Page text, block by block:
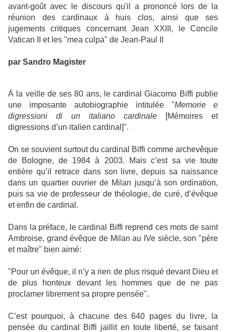
avant-goût avec le discours qu'il a prononcé lors de la
réunion des cardinaux à huis clos, ainsi que ses
jugements critiques concernant Jean XXIII, le Concile
Vatican II et les "mea culpa" de Jean-Paul II
par Sandro Magister
À la veille de ses 80 ans, le cardinal Giacomo Biffi publie
une imposante autobiographie intitulée "Memorie e
digressioni di un italiano cardinale [Mémoires et
digressions d’un italien cardinal]".
On se souvient surtout du cardinal Biffi comme archevêque
de Bologne, de 1984 à 2003. Mais c’est sa vie toute
entière qu’il retrace dans son livre, depuis sa naissance
dans un quartier ouvrier de Milan jusqu’à son ordination,
puis sa vie de professeur de théologie, de curé, d’évêque
et enfin de cardinal.
Dans la préface, le cardinal Biffi reprend ces mots de saint
Ambroise, grand évêque de Milan au IVe siècle, son "père
et maître" bien aimé:
"Pour un évêque, il n’y a rien de plus risqué devant Dieu et
de plus honteux devant les hommes que de ne pas
proclamer librement sa propre pensée".
C’est pourquoi, à chacune des 640 pages du livre, la
pensée du cardinal Biffi jaillit en toute liberté, se faisant